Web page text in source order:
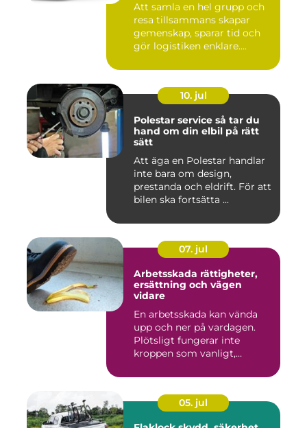
Att samla en hel grupp och
resa tillsammans skapar
gemenskap, sparar tid och
gör logistiken enklare....
10. jul
Polestar service så tar du
hand om din elbil på rätt
sätt
Att äga en Polestar handlar
inte bara om design,
prestanda och eldrift. För att
bilen ska fortsätta ...
07. jul
Arbetsskada rättigheter,
ersättning och vägen
vidare
En arbetsskada kan vända
upp och ner på vardagen.
Plötsligt fungerar inte
kroppen som vanligt,
05. jul